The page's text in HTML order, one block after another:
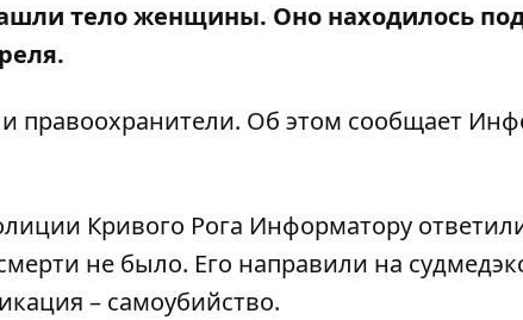
тело женщины. Оно находилось
правоохранители. Об этом сообщает
Кривого Рога Информатору
не было. Его направили на
– самоубийство.